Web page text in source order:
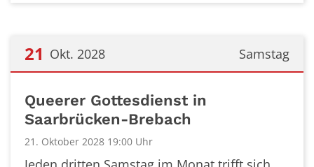
Samstag
21 Okt. 2028
Queerer Gottesdienst in
Saarbrücken-Brebach
21. Oktober 2028 19:00 Uhr